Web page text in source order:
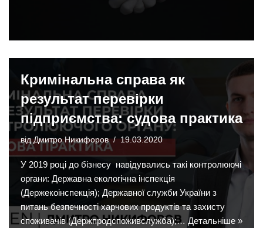
Кримінальна справа як
результат перевірки
підприємства: судова практика
відДмитро Никифоров 19.03.2020
У 2019 році до бізнесу навідувались такі контролюючі
органи: Державна екологічна інспекція
(Держекоінспекція); Державної служби України з
питань безпечності харчових продуктів та захисту
споживачів (Держпродспоживслужба);… Детальніше »